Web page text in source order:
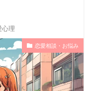
心理
恋愛相談・お悩み